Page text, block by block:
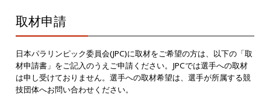
取材申請
日本パラリンピック委員会(JPC)に取材をご希望の方は、以下の「取
材申請書」をご記入のうえご申請ください。JPCでは選手への取材
は申し受けておりません。選手への取材希望は、選手が所属する競
技団体へお問い合わせください。